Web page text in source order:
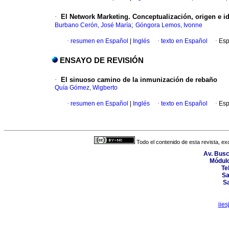
· El Network Marketing. Conceptualización, origen e
Burbano Cerón, José María; Góngora Lemos, Ivonne
· resumen en Español Inglés · texto en Español ·
ENSAYO DE REVISIÓN
· El sinuoso camino de la inmunización de rebaño
Quía Gómez, Wigberto
· resumen en Español Inglés · texto en Español ·
Todo el contenido de esta revista,
Av.